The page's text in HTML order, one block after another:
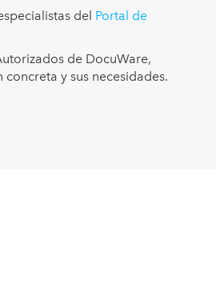
del Portal de
de DocuWare,
y sus necesidades.